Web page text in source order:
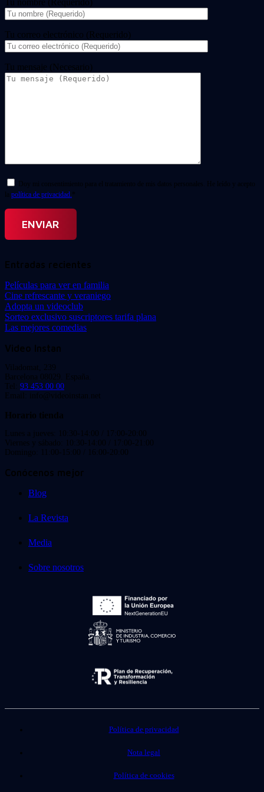
Tu nombre (Requerido)
Tu correo electrónico (Requerido)
Tu mensaje (Necesario)
Doy mi consentimiento para el tratamiento de mis datos personales. He leído y acepto
la política de privacidad. *
Entradas recientes
Películas para ver en familia
Cine refrescante y veraniego
Adopta un videoclub
Sorteo exclusivo suscriptores tarifa plana
Las mejores comedias
Video Instan
Viladomat, 239
Barcelona 08029. España.
Tel: 93 453 00 00
Email: info@videoinstan.net
Horario tienda
Lunes a jueves: 10:30-14:00 / 17:00-20:00
Viernes y sábado: 10:30-14:00 / 17:00-21:00
Domingo: 11:00-15:00 / 16:00-20:00
Conócenos mejor
Blog
La Revista
Media
Sobre nosotros
Política de privacidad
Nota legal
Política de cookies